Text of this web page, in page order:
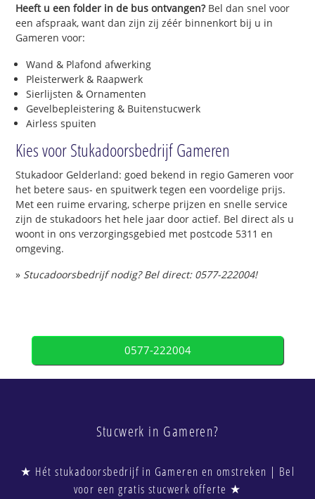
Heeft u een folder in de bus ontvangen?Bel dan snel voor
een afspraak, want dan zijn zij zéér binnenkort bij u in
Gameren voor:
Wand & Plafond afwerking
Pleisterwerk & Raapwerk
Sierlijsten & Ornamenten
Gevelbepleistering & Buitenstucwerk
Airless spuiten
Kies voor Stukadoorsbedrijf Gameren
Stukadoor Gelderland: goed bekend in regio Gameren voor
het betere saus- en spuitwerk tegen een voordelige prijs.
Met een ruime ervaring, scherpe prijzen en snelle service
zijn de stukadoors het hele jaar door actief. Bel direct als u
woont in ons verzorgingsgebied met postcode 5311 en
omgeving.
» Stucadoorsbedrijf nodig? Bel direct: 0577-222004!
0577-222004
Stucwerk in Gameren?
★ Hét stukadoorsbedrijf in Gameren en omstreken | Bel
voor een gratis stucwerk offerte ★